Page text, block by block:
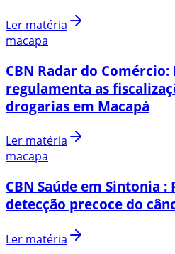
Ler matéria
macapa
CBN Radar do
regulamenta as
drogarias em Macapá
Ler matéria
macapa
CBN Saúde em Sintonia :
detecção precoce do
Ler matéria